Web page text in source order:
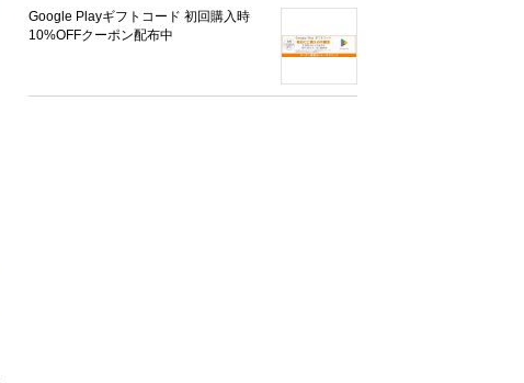
Google Playギフトコード 初回購入時
10%OFFクーポン配布中